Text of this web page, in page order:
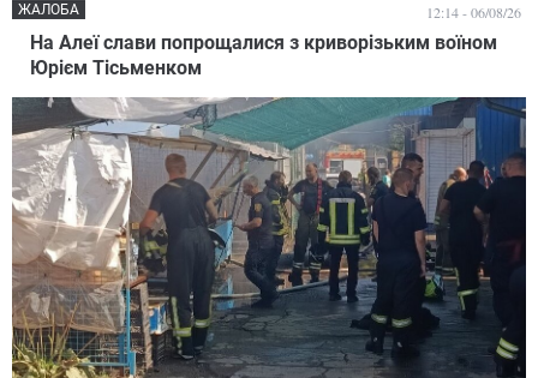
На Алеї слави попрощалися з криворізьким воїном
Юрієм Тісьменком
ЖАЛОБА 12:14 - 06/08/26